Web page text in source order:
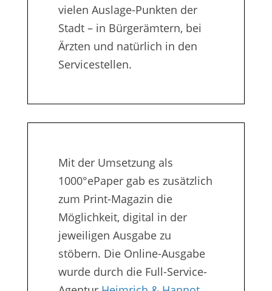
vielen Auslage-Punkten der
Stadt – in Bürgerämtern, bei
Ärzten und natürlich in den
Servicestellen.
Mit der Umsetzung als
1000°ePaper gab es zusätzlich
zum Print-Magazin die
Möglichkeit, digital in der
jeweiligen Ausgabe zu
stöbern. Die Online-Ausgabe
wurde durch die Full-Service-